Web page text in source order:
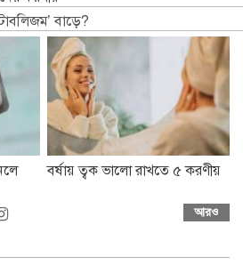
বাড়ে?
বর্ষায় ত্বক ভালো রাখতে ৫ করণীয়
আরও